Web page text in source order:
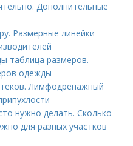
Дополнительные
Размерные линейки
таблица размеров.
одежды
Лимфодренажный
нужно делать. Сколько
для разных участков